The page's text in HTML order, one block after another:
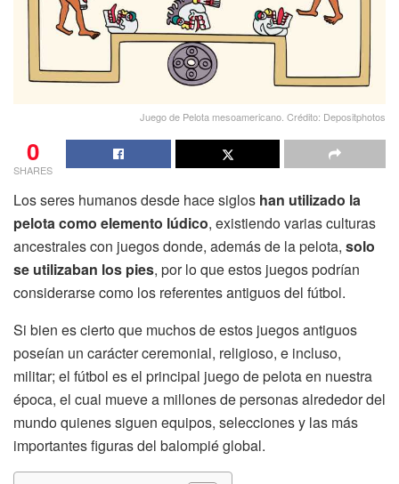
Juego de Pelota mesoamericano. Crédito: Depositphotos
0
SHARES
Los seres humanos desde hace siglos han utilizado la
pelota como elemento lúdico, existiendo varias culturas
ancestrales con juegos donde, además de la pelota, solo
se utilizaban los pies, por lo que estos juegos podrían
considerarse como los referentes antiguos del fútbol.
Si bien es cierto que muchos de estos juegos antiguos
poseían un carácter ceremonial, religioso, e incluso,
militar; el fútbol es el principal juego de pelota en nuestra
época, el cual mueve a millones de personas alrededor del
mundo quienes siguen equipos, selecciones y las más
importantes figuras del balompié global.